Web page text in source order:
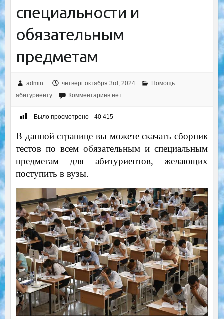
специальности и
обязательным
предметам
admin четверг октября 3rd, 2024
Помощь
абитуриенту
Комментариев нет
Было просмотрено 40 415
В данной странице вы можете скачать сборник
тестов по всем обязательным и специальным
предметам для абитуриентов, желающих
поступить в вузы.